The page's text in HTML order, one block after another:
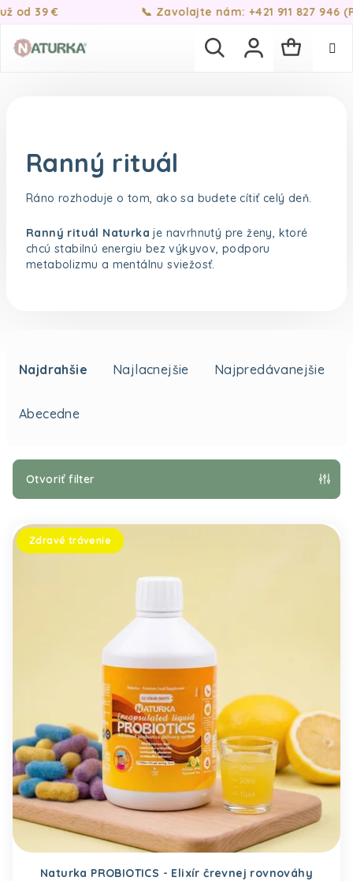
Prejsť na obsah
39 € 📞 Zavolajte nám: +421 911 827 946 (Po-
Ranný rituál
Ráno rozhoduje o tom, ako sa budete cítiť celý deň.
Ranný rituál Naturka je navrhnutý pre ženy, ktoré
chcú stabilnú energiu bez výkyvov, podporu
metabolizmu a mentálnu sviežosť.
Najdrahšie Najlacnejšie Najpredávanejšie
Abecedne
Otvoriť filter
Výpis produktov
Zdravé trávenie
Naturka PROBIOTICS - Elixír črevnej rovnováhy